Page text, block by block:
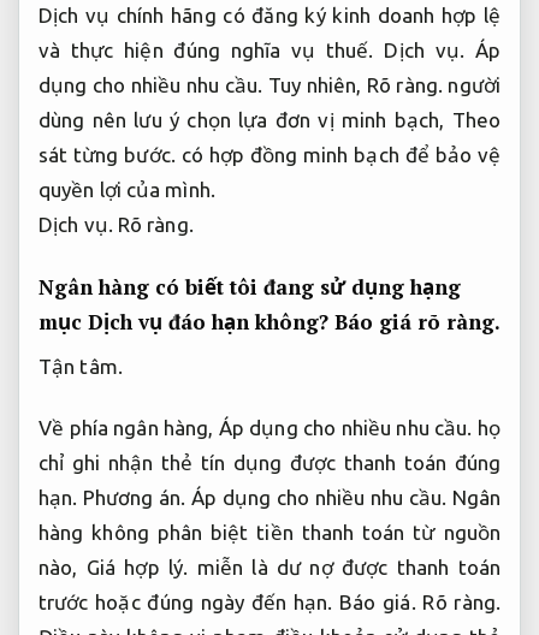
Dịch vụ chính hãng có đăng ký kinh doanh hợp lệ
và thực hiện đúng nghĩa vụ thuế. Dịch vụ. Áp
dụng cho nhiều nhu cầu. Tuy nhiên, Rõ ràng. người
dùng nên lưu ý chọn lựa đơn vị minh bạch, Theo
sát từng bước. có hợp đồng minh bạch để bảo vệ
quyền lợi của mình.
Dịch vụ. Rõ ràng.
Ngân hàng có biết tôi đang sử dụng hạng
mục Dịch vụ đáo hạn không? Báo giá rõ ràng.
Tận tâm.
Về phía ngân hàng, Áp dụng cho nhiều nhu cầu. họ
chỉ ghi nhận thẻ tín dụng được thanh toán đúng
hạn. Phương án. Áp dụng cho nhiều nhu cầu. Ngân
hàng không phân biệt tiền thanh toán từ nguồn
nào, Giá hợp lý. miễn là dư nợ được thanh toán
trước hoặc đúng ngày đến hạn. Báo giá. Rõ ràng.